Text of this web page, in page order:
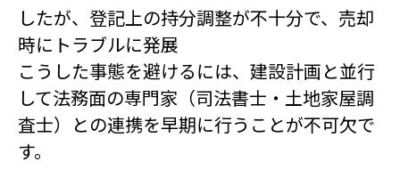
したが、登記上の持分調整が不十分で、売却
時にトラブルに発展
こうした事態を避けるには、建設計画と並行
して法務面の専門家（司法書士・土地家屋調
査士）との連携を早期に行うことが不可欠で
す。